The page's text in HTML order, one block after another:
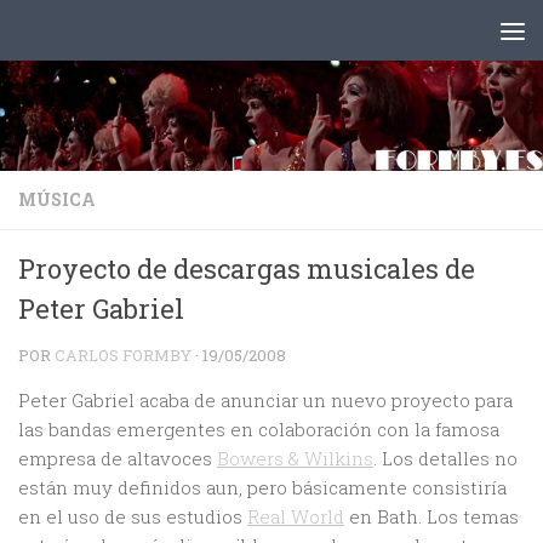
MÚSICA
Proyecto de descargas musicales de
Peter Gabriel
POR CARLOS FORMBY · 19/05/2008
Peter Gabriel acaba de anunciar un nuevo proyecto para
las bandas emergentes en colaboración con la famosa
empresa de altavoces Bowers & Wilkins. Los detalles no
están muy definidos aun, pero básicamente consistiría
en el uso de sus estudios Real World en Bath. Los temas